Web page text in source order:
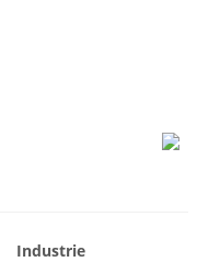
Industrie